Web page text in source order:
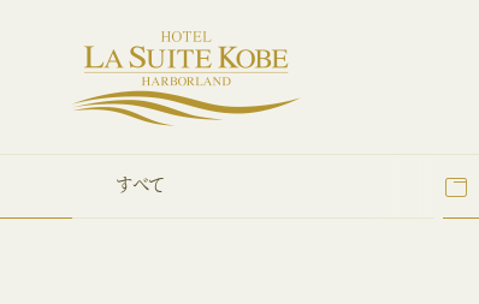
同じカテゴリーのイベント情報
すべて